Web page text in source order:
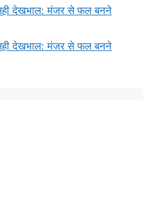
देखभाल: मंजर से फल बनने
देखभाल: मंजर से फल बनने